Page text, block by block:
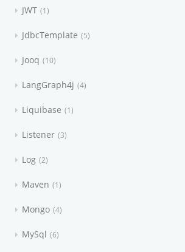
JWT 1
JdbcTemplate 5
Jooq 10
LangGraph4j 4
Liquibase 1
Listener 3
Log 2
Maven 1
Mongo 4
MySql 6